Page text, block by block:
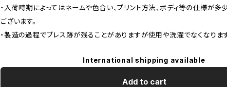
・入荷時期によってはネームや色合い、プリント方法、ボディ等の仕様が
ございます。
・製造の過程でプレス跡が残ることがありますが使用や洗濯でなくなります
International shipping available
Add to cart